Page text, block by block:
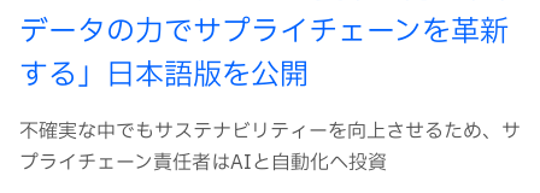
データの力でサプライチェーンを革新
する」日本語版を公開
不確実な中でもサステナビリティーを向上させるため、サ
プライチェーン責任者はAIと自動化へ投資